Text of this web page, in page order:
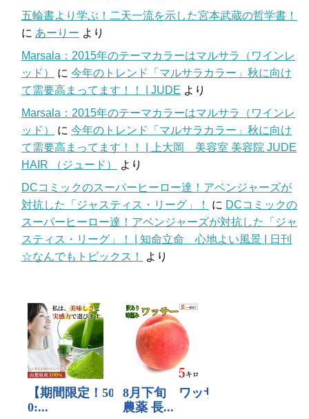
五輪書より学ぶ！二天一流を示した宮本武蔵の哲学書！
に あーりー より
Marsala：2015年のテーマカラーはマルサラ（ワインレ
ッド）
に 今年のトレンド「マルサラカラー」秋に向け
て需要高まってます！！ | JUDE より
Marsala：2015年のテーマカラーはマルサラ（ワインレ
ッド）
に 今年のトレンド「マルサラカラー」秋に向け
て需要高まってます！！ | 上大岡 美容室 美容院 JUDE
HAIR （ジュード）
より
DCコミックのスーパーヒーロー達！アベンジャーズが
対抗した「ジャスティス・リーグ」！
に DCコミックの
スーパーヒーロー達！アベンジャーズが対抗した「ジャ
スティス・リーグ」！ | 知命立命 心地よい風景 | 日刊
☆なんでもトピックス！
より